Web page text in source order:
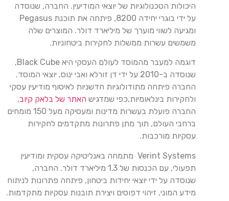
היכולות הטכנולוגיות של יוצאי המודיעין. החברה, שנוסדה
על ידי בוגרי יחידה 8200, פיתחה את תוכנת Pegasus
ומגיעה לשווי מוערך של מיליארד דולר. המוצרים שלה
משמשים עשרות ממשלות לחקירות ביטחוניות.
דוגמה למעבר מהמוסד לעולם העסקי היא Black Cube,
שנוסדה ב-2010 על ידי דן זורלא ואבי ינוס, יוצאי המוסד.
החברה פיתחה מתודולוגיות חדשניות לאיסוף מודיעין עסקי
ולחקירות בינלאומיות,כפי שמדגיש האתר של בלאק קיוב,
החברה פועלת בעשרות מדינות ומעסיקה מעל 150 מומחים
ברחבי העולם, תוך מתן פתרונות מתקדמים לחקירות
עסקיות מורכבות.
Verint Systems מתמחה באנליטיקה עסקית ומודיעין
תפעולי, עם הכנסות של 1.3 מיליארד דולר. החברה,
שנוסדה על ידי יוצאי יחידות ביטחון, פיתחה פתרונות לניתוח
מידע המוני, זיהוי דפוסים ויצירת תובנות עסקיות מתקדמות.